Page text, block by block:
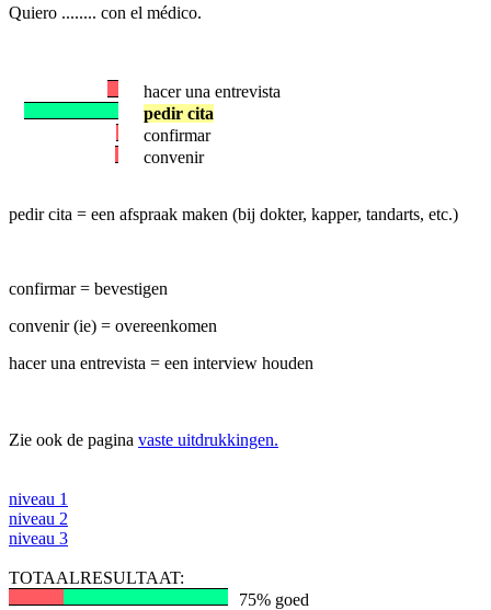
Quiero ........ con el médico.
hacer una entrevista
pedir cita
confirmar
convenir
pedir cita = een afspraak maken (bij dokter, kapper, tandarts, etc.)
confirmar = bevestigen
convenir (ie) = overeenkomen
hacer una entrevista = een interview houden
Zie ook de pagina vaste uitdrukkingen.
niveau 1
niveau 2
niveau 3
TOTAALRESULTAAT:
75% goed